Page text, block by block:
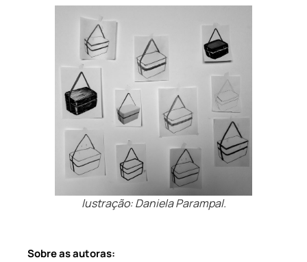
lustração: Daniela Parampal.
Sobre as autoras: